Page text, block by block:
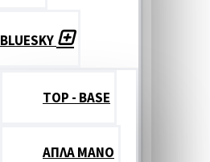
BLUESKY
TOP - BASE
ΑΠΛΑ ΜΑΝΟ